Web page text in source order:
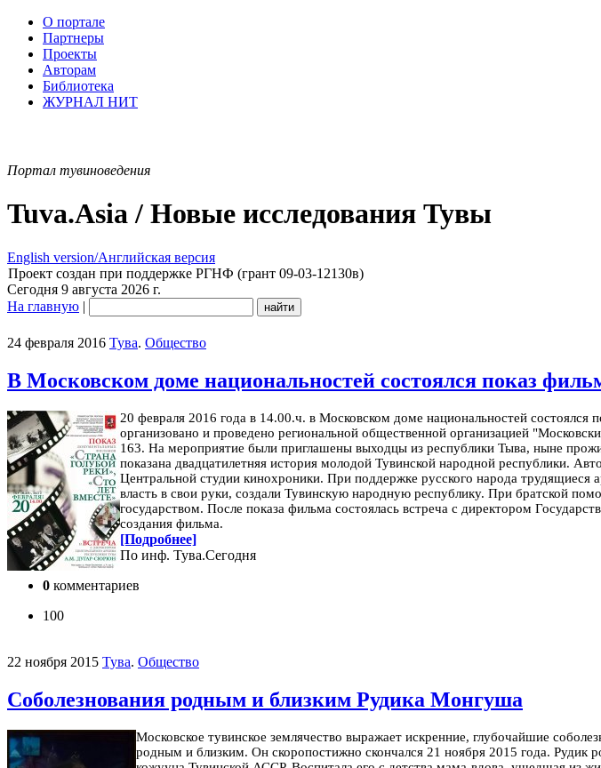
О портале
Партнеры
Проекты
Авторам
Библиотека
ЖУРНАЛ НИТ
Портал тувиноведения
Tuva.Asia / Новые исследования Тувы
English version/Английская версия
Проект создан при поддержке РГНФ (грант 09-03-12130в)
Сегодня 9 августа 2026 г.
На главную |
24 февраля 2016 Тува. Общество
В Московском доме национальностей состоялся показ
20 февраля 2016 года в 14.00.ч. в Московском доме национальностей
организовано и проведено региональной общественной организацией
163. На мероприятие были приглашены выходцы из республики Тыва, ныне
показана двадцатилетняя история молодой Тувинской народной республики.
Центральной студии кинохроники. При поддержке русского народа
власть в свои руки, создали Тувинскую народную республику. При братской
государством. После показа фильма состоялась встреча с директором
создания фильма.
[Подробнее]
По инф. Тува.Сегодня
0 комментариев
100
22 ноября 2015 Тува. Общество
Соболезнования родным и близким Рудика Монгуша
Московское тувинское землячество выражает искренние, глубочайшие
родным и близким. Он скоропостижно скончался 21 ноября 2015 года. Рудик